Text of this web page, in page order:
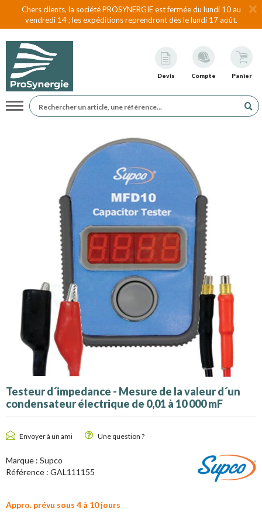
Chers clients, la société PROSYNERGIE est fermée du lundi 10 au
vendredi 14 ; les expéditions reprendront dès le lundi 17 août.
Devis Compte Panier
Navigation
Testeur d´impedance - Mesure de la valeur d´un
condensateur électrique de 0,01 à 10 000 mF
Envoyer à un ami Une question ?
Marque : Supco
Référence : GAL111155
Appro. prévu sous 4 à 10 jours